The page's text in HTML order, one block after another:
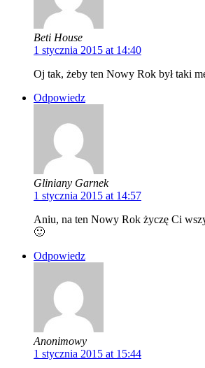
Beti House
1 stycznia 2015 at 14:40
Oj tak, żeby ten Nowy Rok był taki
Odpowiedz
Gliniany Garnek
1 stycznia 2015 at 14:57
Aniu, na ten Nowy Rok życzę Ci
🙂
Odpowiedz
Anonimowy
1 stycznia 2015 at 15:44